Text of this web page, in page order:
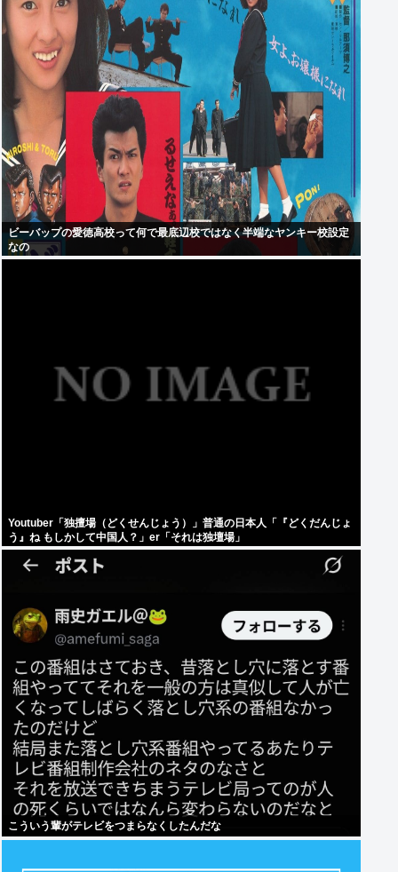
ビーバップの愛徳高校って何で最底辺校ではなく半端なヤンキー校設定
なの
Youtuber「独擅場（どくせんじょう）」普通の日本人「『どくだんじょ
う』ね もしかして中国人？」er「それは独壇場」
こういう輩がテレビをつまらなくしたんだな